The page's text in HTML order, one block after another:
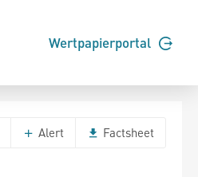
Wertpapierportal
Alert Factsheet